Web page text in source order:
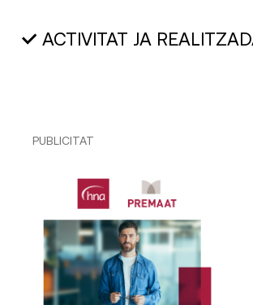
ACTIVITAT JA
PUBLICITAT